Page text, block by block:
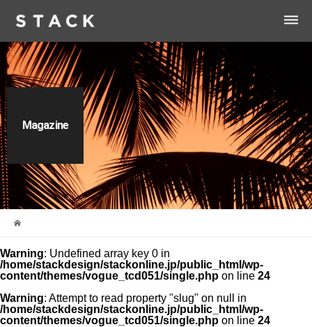
dehaze
Magazine
Warning: Undefined array key 0 in
/home/stackdesign/stackonline.jp/public_html/wp-
content/themes/vogue_tcd051/single.php on line 24
Warning: Attempt to read property "slug" on null in
/home/stackdesign/stackonline.jp/public_html/wp-
content/themes/vogue_tcd051/single.php on line 24